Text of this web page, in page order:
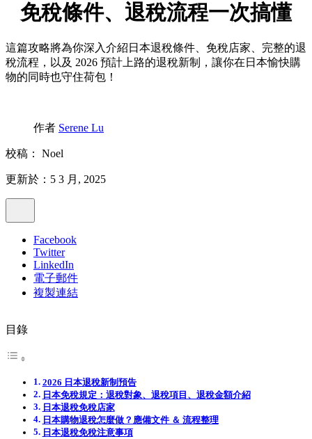
免稅條件、退稅流程一次搞懂
這篇攻略將為你深入介紹日本退稅條件、免稅店家、完整的退
稅流程，以及 2026 預計上路的退稅新制，讓你在日本愉快購
物的同時也守住荷包！
作者 Serene Lu
校稿： Noel
更新於：5 3 月, 2025
Facebook
Twitter
LinkedIn
電子郵件
複製連結
目錄
2026 日本退稅新制預告
日本免稅規定：退稅對象、退稅項目、退稅金額介紹
日本退稅免稅店家
日本購物退稅怎麼做？應備文件 ＆ 流程整理
日本退稅免稅注意事項